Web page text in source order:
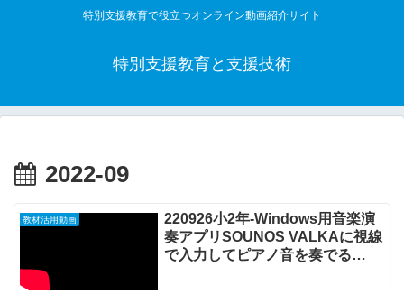
特別支援教育で役立つオンライン動画紹介サイト
特別支援教育と支援技術
2022-09
教材活用動画
220926小2年-Windows用音楽演
奏アプリSOUNOS VALKAに視線
で入力してピアノ音を奏でる